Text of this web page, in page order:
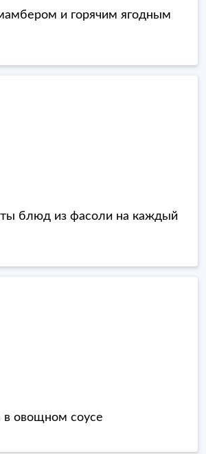
и горячим ягодным
блюд из фасоли на каждый
в овощном соусе